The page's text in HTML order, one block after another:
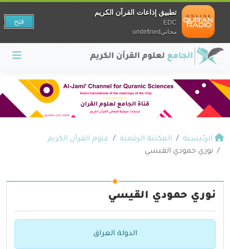
الرئيسية المكتبة الرقمية
علوم القرآن الكريم
نوري حمودي القيسي
نوري حمودي القيسي
الدولة العراق
تطبيق إذاعات القرآن الكريم
EDC
مجانيundefined
فتح